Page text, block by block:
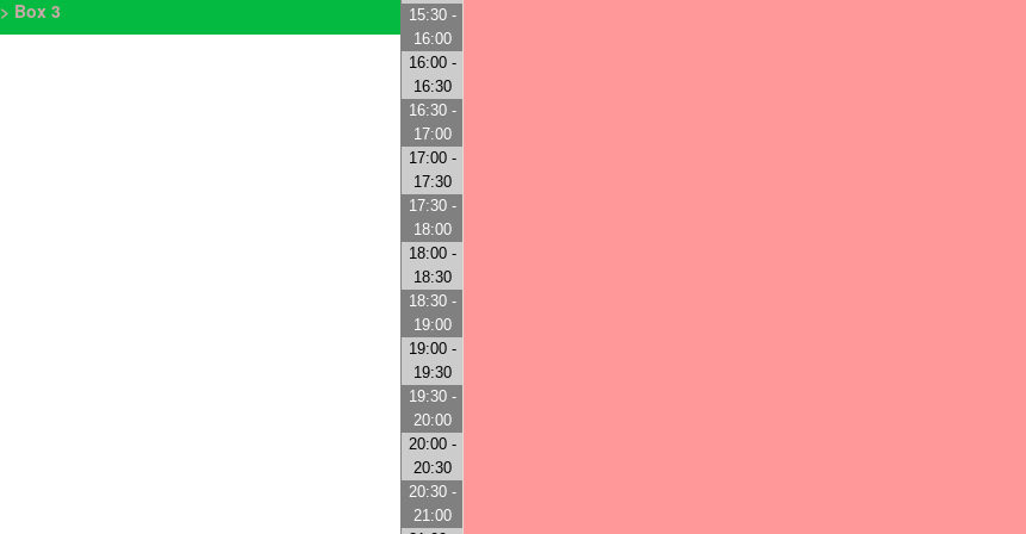
> Box 3
15:30 -
16:00
16:00 -
16:30
16:30 -
17:00
17:00 -
17:30
17:30 -
18:00
18:00 -
18:30
18:30 -
19:00
19:00 -
19:30
19:30 -
20:00
20:00 -
20:30
20:30 -
21:00